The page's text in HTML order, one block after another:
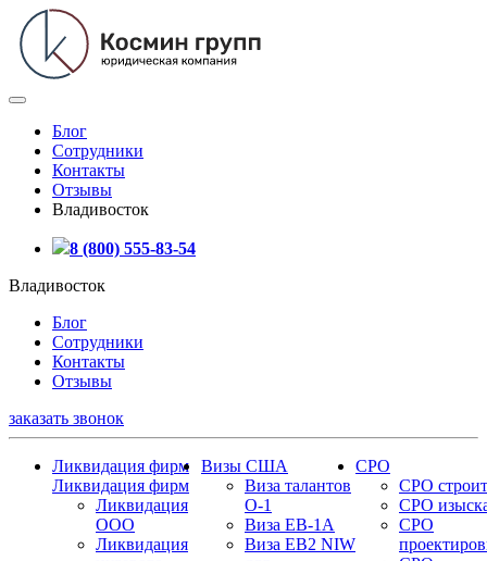
Блог
Сотрудники
Контакты
Отзывы
Владивосток
8 (800) 555-83-54
Владивосток
Блог
Сотрудники
Контакты
Отзывы
заказать звонок
Ликвидация фирм
Ликвидация фирм
Ликвидация
ООО
Ликвидация
Визы США
Виза талантов
О-1
Виза EB-1A
Виза EB2 NIW
СРО
СРО
СРО
СРО